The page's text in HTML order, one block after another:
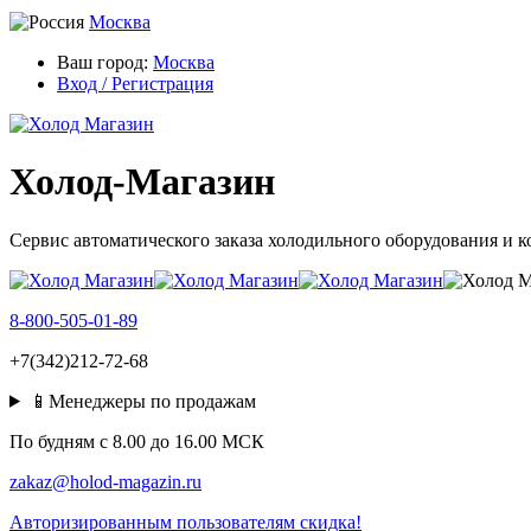
Москва
Ваш город: Москва
Вход / Регистрация
Холод-Магазин
Сервис автоматического заказа холодильного оборудования и
8-800-505-01-89
+7(342)212-72-68
📱Менеджеры по продажам
По будням c 8.00 до 16.00 МСК
zakaz@holod-magazin.ru
Авторизированным пользователям скидка!